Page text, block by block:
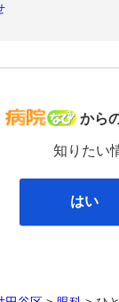
病院
から
知りたい
はい